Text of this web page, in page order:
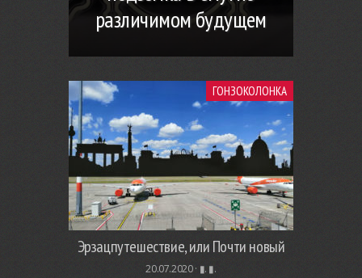
различимом будущем
ГОНЗОКОЛОНКА
Эрзацпутешествие, или Почти новый
20.07.2020 · ▮. ▮.